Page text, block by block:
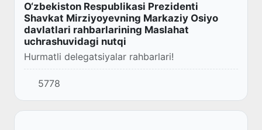
O‘zbekiston Respublikasi Prezidenti
Shavkat Mirziyoyevning Markaziy Osiyo
davlatlari rahbarlarining Maslahat
uchrashuvidagi nutqi
Hurmatli delegatsiyalar rahbarlari!
5778